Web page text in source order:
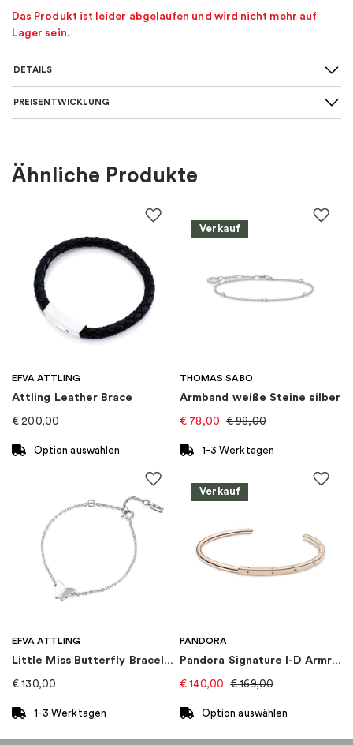
Das Produkt ist leider abgelaufen und wird nicht mehr auf
Lager sein.
DETAILS
Art des Armbands
Material: Silber
EAN 5710699070356
Steine
Kategorie
Kollektion: Ellera
PREISENTWICKLUNG
Ähnliche Produkte
EFVA ATTLING
Attling Leather Brace
€ 200,00
Option auswählen
mehrere
Varianten
Optionen
auf
der
gewählt
werden
Verkauf
THOMAS SABO
Armband weiße Steine silber
€ 78,00 €98,00
1-3 Werktagen
EFVA ATTLING
Little Miss Butterfly Bracelet
€ 130,00
1-3 Werktagen
Verkauf
PANDORA
Pandora Signature I-D Armreif
€ 140,00 €169,00
Option auswählen